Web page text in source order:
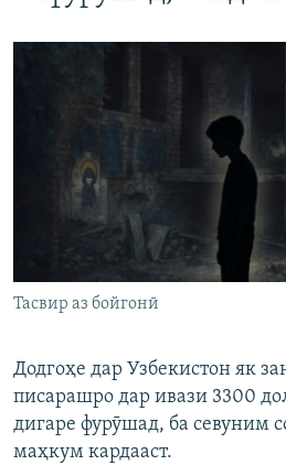
Тасвир аз бойгонӣ
Додгоҳе дар Узбекистон як
писарашро дар ивази 3300
дигаре фурӯшад, ба севуним
маҳкум кардааст.